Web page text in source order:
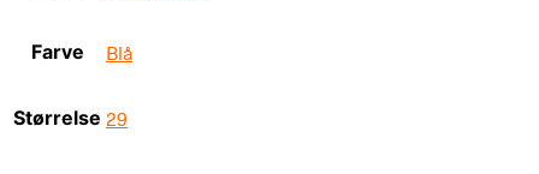
Farve Blå
Størrelse 29